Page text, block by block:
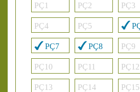
PÇ1
PÇ2 PÇ3
PÇ4 PÇ5
PÇ7 PÇ8 PÇ9
PÇ10 PÇ11 PÇ12
PÇ13 PÇ14 PÇ15